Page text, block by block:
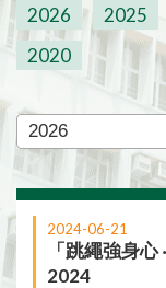
2026 2025
2020
2024-06-21
「跳繩強身
2024